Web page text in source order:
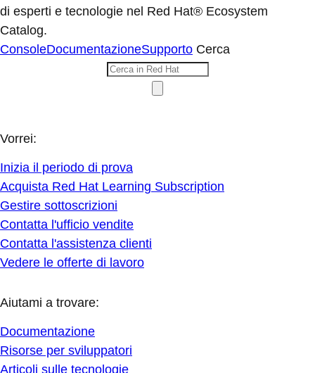
di esperti e tecnologie nel Red Hat® Ecosystem
Catalog.
ConsoleDocumentazioneSupporto Cerca
Vorrei:
Inizia il periodo di prova
Acquista Red Hat Learning Subscription
Gestire sottoscrizioni
Contatta l'ufficio vendite
Contatta l'assistenza clienti
Vedere le offerte di lavoro
Aiutami a trovare:
Documentazione
Risorse per sviluppatori
Articoli sulle tecnologie